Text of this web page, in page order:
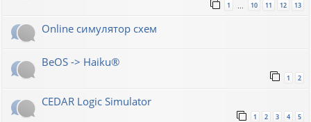
1 … 10 11 12 13
Online симулятор схем
BeOS -> Haiku®
1 2
CEDAR Logic Simulator
1 2 3 4 5